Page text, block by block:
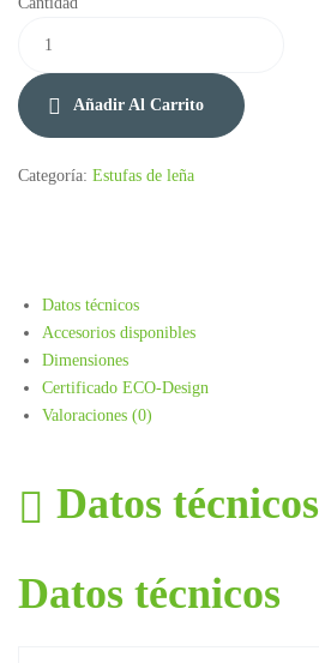
Añadir Al Carrito
Categoría: Estufas de leña
Datos técnicos
Accesorios disponibles
Dimensiones
Certificado ECO-Design
Valoraciones (0)
Datos técnicos
Datos técnicos